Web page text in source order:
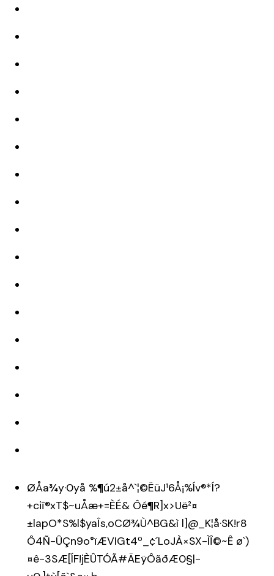
ØÅa¾y·0yå %¶ú2±å^`¦©ËüJ¹6Å¡%Ív®*Í?
+ciî®xT$~uÅæ+=ÈÉ& Ôé¶R]x>Uë²¤
±lapO*S%l$yaÎs,oCØ¾Ù^BG&ì l]@_K¦å·SK!r8
Ô4Ñ-ÛÇn9o°ïÆVIGt4º_¢´LoJÀ×SX-ÌÎ©~Ê ø`)
¤ê-3SÆ[ÍF!jÈÛTÓÃ#ÄEÿÔãðÆ­0§|­